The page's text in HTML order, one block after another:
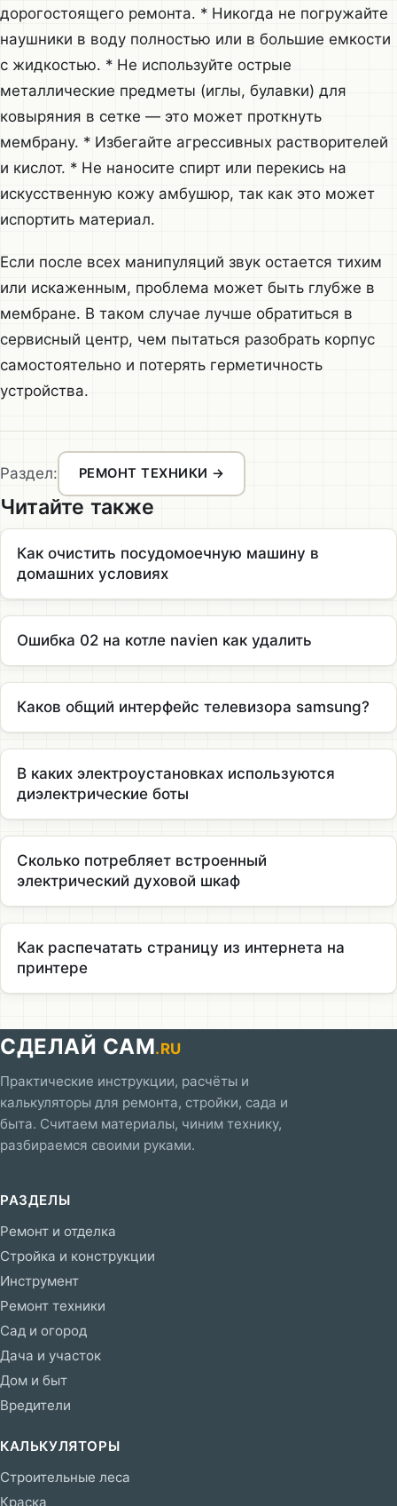
дорогостоящего ремонта. * Никогда не погружайте
наушники в воду полностью или в большие емкости
с жидкостью. * Не используйте острые
металлические предметы (иглы, булавки) для
ковыряния в сетке — это может проткнуть
мембрану. * Избегайте агрессивных растворителей
и кислот. * Не наносите спирт или перекись на
искусственную кожу амбушюр, так как это может
испортить материал.
Если после всех манипуляций звук остается тихим
или искаженным, проблема может быть глубже в
мембране. В таком случае лучше обратиться в
сервисный центр, чем пытаться разобрать корпус
самостоятельно и потерять герметичность
устройства.
Раздел: РЕМОНТ ТЕХНИКИ →
Читайте также
Как очистить посудомоечную машину в
домашних условиях
Ошибка 02 на котле navien как удалить
Каков общий интерфейс телевизора samsung?
В каких электроустановках используются
диэлектрические боты
Сколько потребляет встроенный
электрический духовой шкаф
Как распечатать страницу из интернета на
принтере
СДЕЛАЙ САМ.RU
Практические инструкции, расчёты и
калькуляторы для ремонта, стройки, сада и
быта. Считаем материалы, чиним технику,
разбираемся своими руками.
РАЗДЕЛЫ
Ремонт и отделка
Стройка и конструкции
Инструмент
Ремонт техники
Сад и огород
Дача и участок
Дом и быт
Вредители
КАЛЬКУЛЯТОРЫ
Строительные леса
Краска